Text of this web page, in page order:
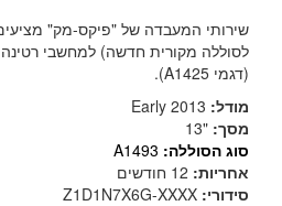
שירותי המעבדה של "פיקס-מק"
(דגמי A1425).
מודל: Early 2013
מסך: "13
סוג הסוללה: A1493
אחריות:
סידורי: